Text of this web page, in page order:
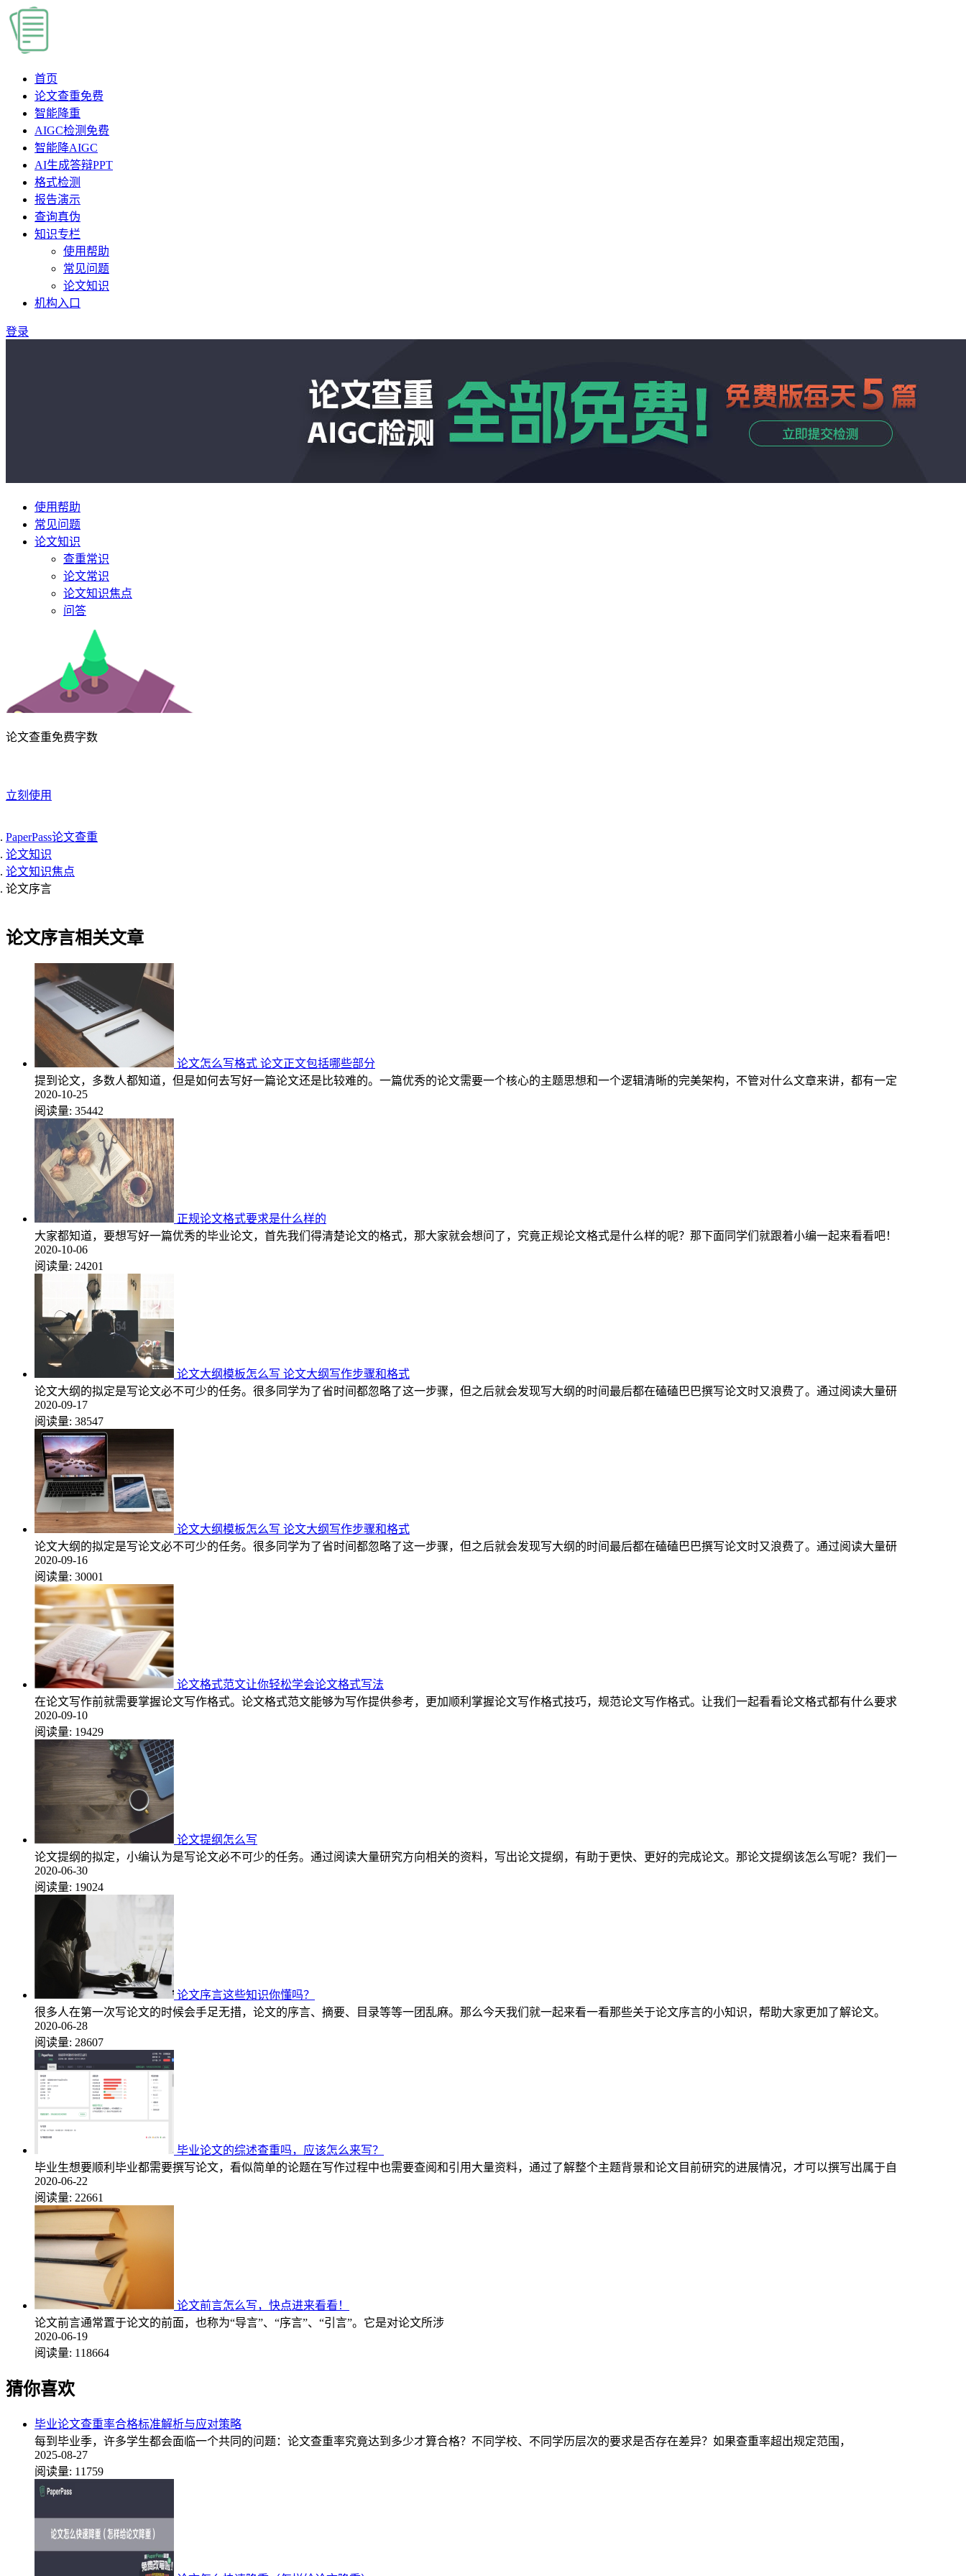
首页
论文查重免费
智能降重
AIGC检测 免费
智能降AIGC
AI生成答辩PPT
格式检测
报告演示
查询真伪
知识专栏
使用帮助
常见问题
论文知识
机构入口
登录
使用帮助
常见问题
论文知识
查重常识
论文常识
论文知识焦点
问答
论文查重免费字数
立刻使用
PaperPass论文查重
论文知识
论文知识焦点
论文序言
论文序言相关文章
论文怎么写格式 论文正文包括哪些部分
提到论文，多数人都知道，但是如何去写好一篇论文还是比较难的。一篇优秀的论文需要一个核心的主题思想和一个逻辑清晰的完美架构，不管对什么文章来讲，都有一定
2020-10-25
阅读量: 35442
正规论文格式要求是什么样的
大家都知道，要想写好一篇优秀的毕业论文，首先我们得清楚论文的格式，那大家就会想问了，究竟正规论文格式是什么样的呢？那下面同学们就跟着小编一起来看看吧！
2020-10-06
阅读量: 24201
论文大纲模板怎么写 论文大纲写作步骤和格式
论文大纲的拟定是写论文必不可少的任务。很多同学为了省时间都忽略了这一步骤，但之后就会发现写大纲的时间最后都在磕磕巴巴撰写论文时又浪费了。通过阅读大量研
2020-09-17
阅读量: 38547
论文大纲模板怎么写 论文大纲写作步骤和格式
论文大纲的拟定是写论文必不可少的任务。很多同学为了省时间都忽略了这一步骤，但之后就会发现写大纲的时间最后都在磕磕巴巴撰写论文时又浪费了。通过阅读大量研
2020-09-16
阅读量: 30001
论文格式范文让你轻松学会论文格式写法
在论文写作前就需要掌握论文写作格式。论文格式范文能够为写作提供参考，更加顺利掌握论文写作格式技巧，规范论文写作格式。让我们一起看看论文格式都有什么要求
2020-09-10
阅读量: 19429
论文提纲怎么写
论文提纲的拟定，小编认为是写论文必不可少的任务。通过阅读大量研究方向相关的资料，写出论文提纲，有助于更快、更好的完成论文。那论文提纲该怎么写呢？我们一
2020-06-30
阅读量: 19024
论文序言这些知识你懂吗？
很多人在第一次写论文的时候会手足无措，论文的序言、摘要、目录等等一团乱麻。那么今天我们就一起来看一看那些关于论文序言的小知识，帮助大家更加了解论文。
2020-06-28
阅读量: 28607
毕业论文的综述查重吗，应该怎么来写？
毕业生想要顺利毕业都需要撰写论文，看似简单的论题在写作过程中也需要查阅和引用大量资料，通过了解整个主题背景和论文目前研究的进展情况，才可以撰写出属于自
2020-06-22
阅读量: 22661
论文前言怎么写，快点进来看看！
论文前言通常置于论文的前面，也称为“导言”、“序言”、“引言”。它是对论文所涉
2020-06-19
阅读量: 118664
猜你喜欢
毕业论文查重率合格标准解析与应对策略
每到毕业季，许多学生都会面临一个共同的问题：论文查重率究竟达到多少才算合格？不同学校、不同学历层次的要求是否存在差异？如果查重率超出规定范围，
2025-08-27
阅读量: 11759